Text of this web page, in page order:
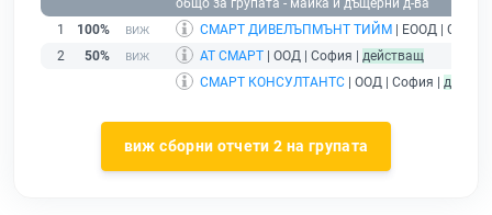
общо за групата - майка и дъщерни д-ва
1
100% СМАРТ ДИВЕЛЪПМЪНТ ТИЙМ | ЕООД |
2
50% АТ СМАРТ | ООД | София | действащ
СМАРТ КОНСУЛТАНТС | ООД | София |
виж сборни отчети 2 на групата